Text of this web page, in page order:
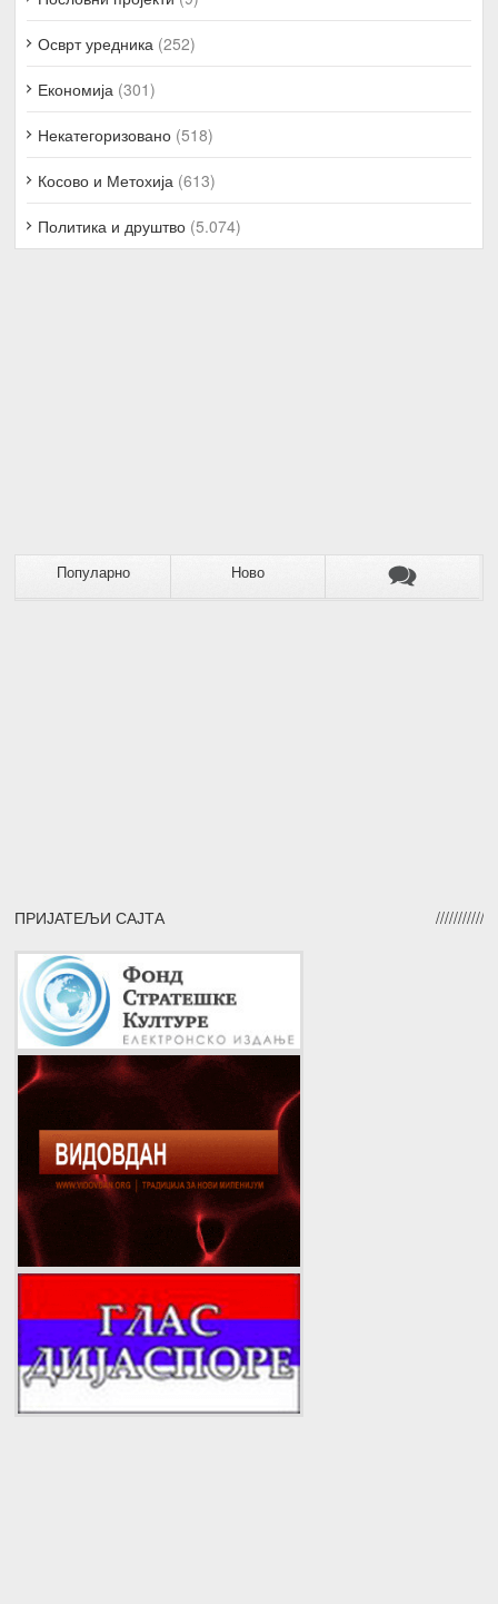
Осврт уредника (252)
Економија (301)
Некатегоризовано (518)
Косово и Метохија (613)
Политика и друштво (5.074)
Популарно Ново
ПРИЈАТЕЉИ САЈТА